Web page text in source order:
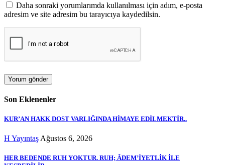
Daha sonraki yorumlarımda kullanılması için adım, e-posta
adresim ve site adresim bu tarayıcıya kaydedilsin.
Son Eklenenler
KUR’AN HAKK DOST VARLIĞINDA HİMAYE EDİLMEKTİR..
H Yayıntaş Ağustos 6, 2026
HER BEDENDE RUH YOKTUR. RUH; ÂDEM’İYETLİK İLE